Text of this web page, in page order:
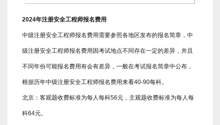
2024年注册安全工程师报名费用
中级注册安全工程师报名费用需要参照各地区发布的报名简章，中
级注册安全工程师报名费用因考试地点不同存在一定的差异，并且
不同年份可能报名费用有会有差异，一般在考试报名简章中公布，
根据历年中级注册安全工程师报名费用来看40-90每科。
北京：客观题收费标准为每人每科56元，主观题收费标准为每人每
科64元。